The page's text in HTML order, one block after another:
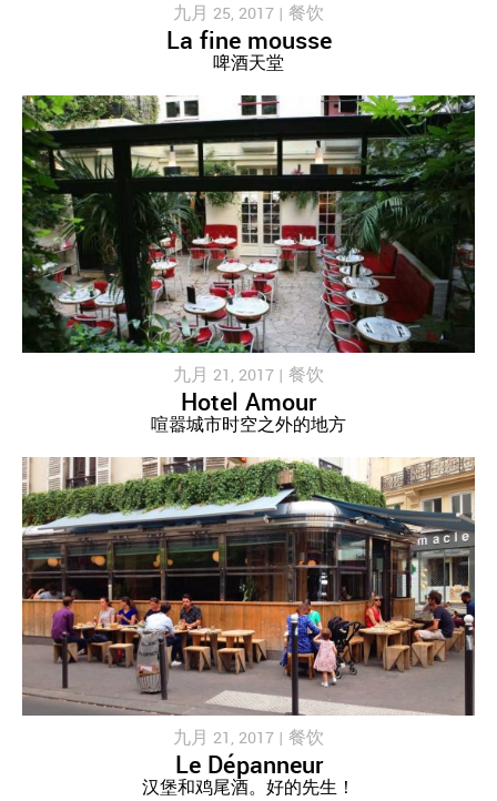
九月 25, 2017 | 餐饮
La fine mousse
啤酒天堂
九月 21, 2017 | 餐饮
Hotel Amour
喧嚣城市时空之外的地方
九月 21, 2017 | 餐饮
Le Dépanneur
汉堡和鸡尾酒。好的先生！